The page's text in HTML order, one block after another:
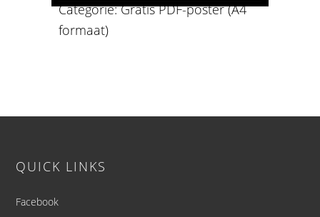
Categorie:Gratis PDF-poster (A4
formaat)
QUICK LINKS
Facebook